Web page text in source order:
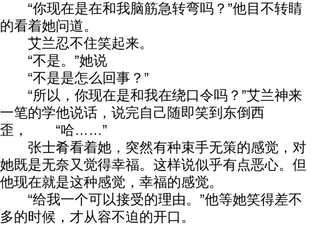
“你现在是在和我脑筋急转弯吗？”他目不转睛
的看着她问道。
艾兰忍不住笑起来。
“不是。”她说
“不是是怎么回事？”
“所以，你现在是和我在绕口令吗？”艾兰神来
一笔的学他说话，说完自己随即笑到东倒西
歪， “哈……”
张士肴看着她，突然有种束手无策的感觉，对
她既是无奈又觉得幸福。这样说似乎有点恶心。但
他现在就是这种感觉，幸福的感觉。
“给我一个可以接受的理由。”他等她笑得差不
多的时候，才从容不迫的开口。